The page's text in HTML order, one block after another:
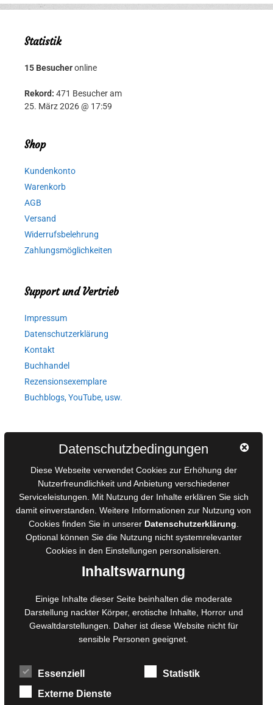
Statistik
15 Besucheronline
Rekord: 471 Besucher am
25. März 2026 @ 17:59
Shop
Kundenkonto
Warenkorb
AGB
Versand
Widerrufsbelehrung
Zahlungsmöglichkeiten
Support und Vertrieb
Impressum
Datenschutzerklärung
Kontakt
Buchhandel
Rezensionsexemplare
Buchblogs, YouTube, usw.
AGB für Medienprojekte
Online-Artikel
Manuskripte einreichen
Ausschreibungen
Belegexemplare
Eigenbedarfsexemplare
Foto- und Bildbearbeitung
Fotorestauration
Creative Artwork
MPS Fotografie
WordPress Support
Datenschutzbedingungen
Diese Webseite verwendet Cookies zur Erhöhung der
Nutzerfreundlichkeit und Anbietung verschiedener
Serviceleistungen. Mit Nutzung der Inhalte erklären Sie sich
damit einverstanden. Weitere Informationen zur Nutzung von
Cookies finden Sie in unserer Datenschutzerklärung
Optional können Sie die Nutzung nicht systemrelevanter
Cookies in den Einstellungen personalisieren.
Inhaltswarnung
Einige Inhalte dieser Seite beinhalten die moderate
Darstellung nackter Körper, erotische Inhalte, Horror und
Gewaltdarstellungen. Daher ist diese Website nicht für
sensible Personen geeignet.
Essenziell
Statistik
Externe Dienste